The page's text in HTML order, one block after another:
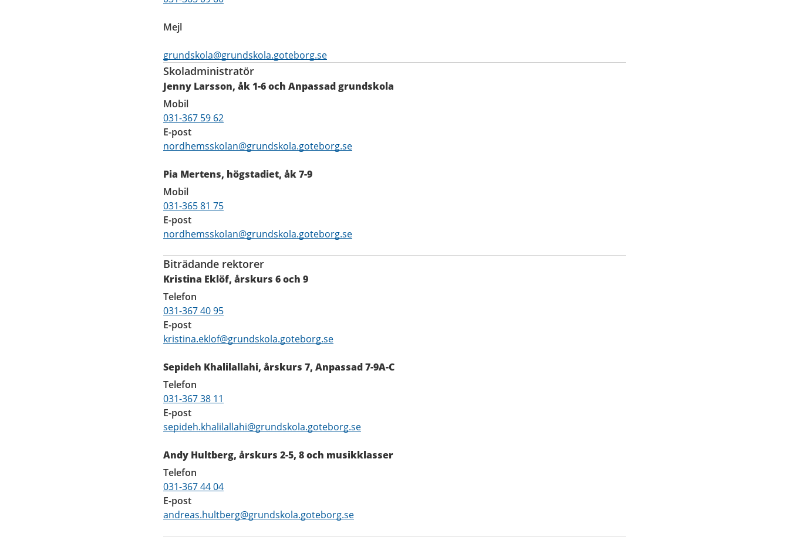
Mejl
grundskola@grundskola.goteborg.se
Skoladministratör
Jenny Larsson, åk 1-6 och Anpassad grundskola
Mobil
031-367 59 62
E-post
nordhemsskolan@grundskola.goteborg.se
Pia Mertens, högstadiet, åk 7-9
Mobil
031-365 81 75
E-post
nordhemsskolan@grundskola.goteborg.se
Biträdande rektorer
Kristina Eklöf, årskurs 6 och 9
Telefon
031-367 40 95
E-post
kristina.eklof@grundskola.goteborg.se
Sepideh Khalilallahi, årskurs 7, Anpassad 7-9A-C
Telefon
031-367 38 11
E-post
sepideh.khalilallahi@grundskola.goteborg.se
Andy Hultberg, årskurs 2-5, 8 och musikklasser
Telefon
031-367 44 04
E-post
andreas.hultberg@grundskola.goteborg.se